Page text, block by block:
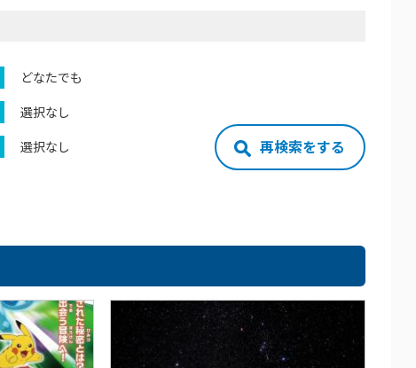
どなたでも
選択なし
選択なし 再検索をする